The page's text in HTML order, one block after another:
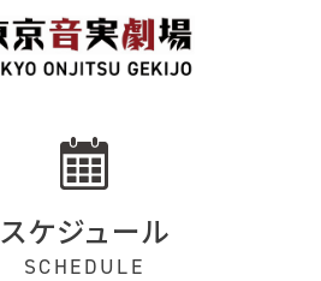
スケジュール
SCHEDULE